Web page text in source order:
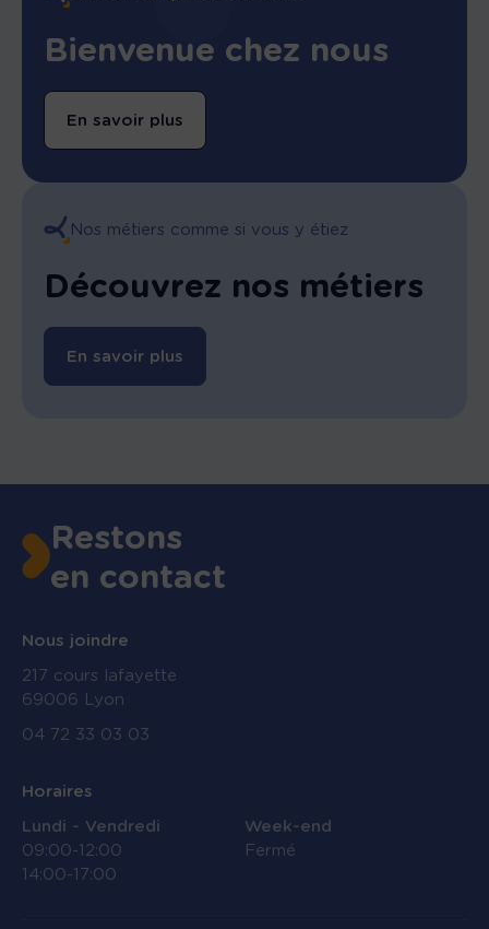
Bienvenue chez nous
En savoir plus
Nos métiers comme si vous y étiez
Découvrez nos métiers
En savoir plus
Restons
en contact
Nous joindre
217 cours lafayette
69006 Lyon
04 72 33 03 03
Horaires
Lundi - Vendredi
09:00-12:00
14:00-17:00
Week-end
Fermé